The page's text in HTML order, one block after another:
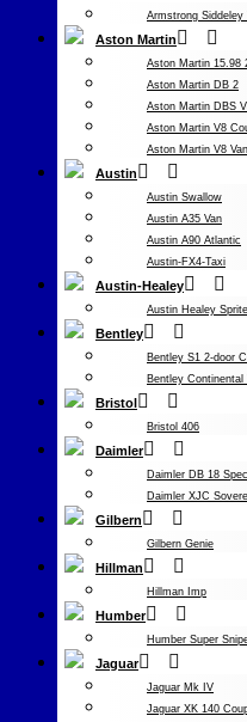
Armstrong Siddeley
Aston Martin
Aston Martin 15.98
Aston Martin DB 2
Aston Martin DBS
Aston Martin V8
Aston Martin V8
Austin
Austin Swallow
Austin A35 Van
Austin A90 Atlantic
Austin-FX4-Taxi
Austin-Healey
Austin Healey
Bentley
Bentley S1 2-door
Bentley Continental
Bristol
Bristol 406
Daimler
Daimler DB 18
Daimler XJC
Gilbern
Gilbern Genie
Hillman
Hillman Imp
Humber
Humber Super
Jaguar
Jaguar Mk IV
Jaguar XK 140